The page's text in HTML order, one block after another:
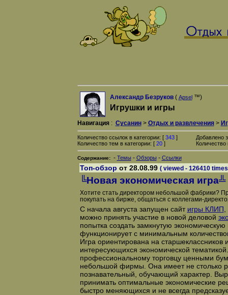
Александр Безруков( Apsel™)
Игрушки и игры
Навигация: Сусанин> Отдых и развлечения>
Количество ссылок в категории: [ 343]
Количество тем в категории: [ 20]
Добавлено
Содержание: - Темы - Обзоры - Ссылки
Топ-обзор от 28.08.99 ( viewed - 126410
╚Новая экономическая игра╩
Хотите стать директором небольшой фабрики?
покупать на бирже, общаться с коллегами-
С начала августа запущен сайт игры КЛИП
можно принять участие в новой деловой
попытка создать замкнутую
функционирует с минимальным
Игра ориентирована на старшеклассников
интересующихся экономической
профессиональному торговцу ценными
небольшой фирмы. Она имеет не столько
познавательный, обучающий характер.
принимать оптимальные экономические
быстро меняющихся и не всегда